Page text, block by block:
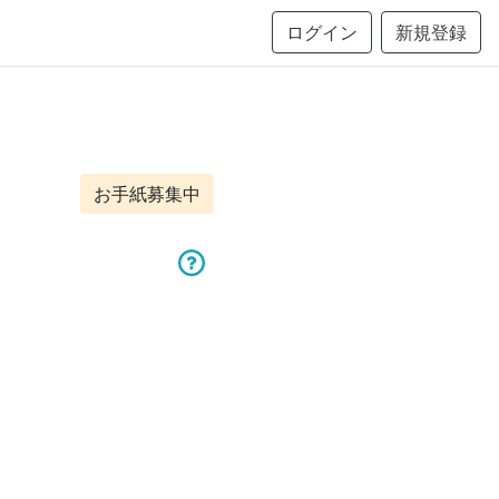
ログイン 新規登録
お手紙募集中